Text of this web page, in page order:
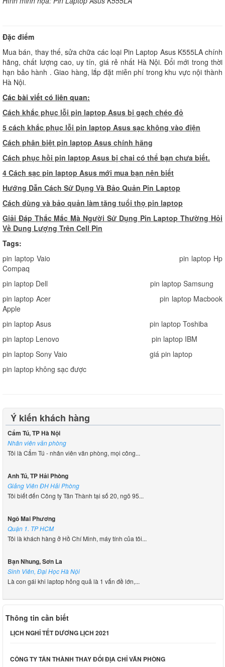
Đặc điểm
Mua bán, thay thế, sửa chữa các loại Pin Laptop Asus K555LA chính
hãng, chất lượng cao, uy tín, giá rẻ nhất Hà Nội. Đổi mới trong thời
hạn bảo hành . Giao hàng, lắp đặt miễn phí trong khu vực nội thành
Hà Nội.
Các bài viết có liên quan:
Cách khắc phục lỗi pin laptop Asus bị gạch chéo đỏ
5 cách khắc phục lỗi pin laptop Asus sạc không vào điện
Cách phân biệt pin laptop Asus chính hãng
Cách phục hồi pin laptop Asus bị chai có thể bạn chưa biết.
4 Cách sạc pin laptop Asus mới mua bạn nên biết
Hướng Dẫn Cách Sử Dụng Và Bảo Quản Pin Laptop
Cách dùng và bảo quản làm tăng tuổi thọ pin laptop
Giải Đáp Thắc Mắc Mà Người Sử Dụng Pin Laptop Thường Hỏi
Về Dung Lượng Trên Cell Pin
Tags:
pin laptop Vaio
pin laptop Hp
Compaq
pin laptop Dell
pin laptop Samsung
pin laptop Acer
pin laptop Macbook
Apple
pin laptop Asus
pin laptop Toshiba
pin laptop Lenovo
pin laptop IBM
pin laptop Sony Vaio
giá pin laptop
pin laptop không sạc được
Ý kiến khách hàng
Cẩm Tú, TP Hà Nội
Nhân viên văn phòng
Tôi là Cẩm Tú - nhân viên văn phòng, mọi công...
Anh Tú, TP Hải Phòng
Giảng Viên ĐH Hải Phòng
Tôi biết đến Công ty Tân Thành tại số 20, ngõ 95...
Ngô Mai Phương
Quận 1. TP HCM
Tôi là khách hàng ở Hồ Chí Minh, máy tính của tôi...
Bạn Nhung, Sơn La
Sinh Viên, Đại Học Hà Nội
Là con gái khi laptop hỏng quả là 1 vấn đề lớn,...
Thông tin cần biết
LỊCH NGHỈ TẾT DƯƠNG LỊCH 2021
CÔNG TY TÂN THÀNH THAY ĐỔI ĐỊA CHỈ VĂN PHÒNG